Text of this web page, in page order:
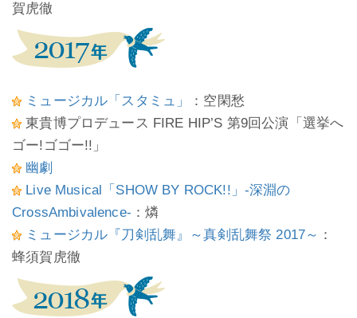
賀虎徹
ミュージカル「スタミュ」
：空閑愁
東貴博プロデュース FIRE HIP’S 第9回公演「選挙へ
ゴー!ゴゴー!!」
幽劇
Live Musical「SHOW BY ROCK!!」-深淵の
CrossAmbivalence- ：燐
ミュージカル『刀剣乱舞』～真剣乱舞祭 2017～ ：
蜂須賀虎徹